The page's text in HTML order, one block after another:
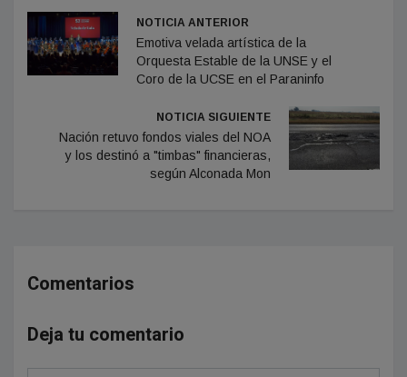
NOTICIA ANTERIOR
Emotiva velada artística de la
Orquesta Estable de la UNSE y el
Coro de la UCSE en el Paraninfo
NOTICIA SIGUIENTE
Nación retuvo fondos viales del NOA
y los destinó a "timbas" financieras,
según Alconada Mon
Comentarios
Deja tu comentario